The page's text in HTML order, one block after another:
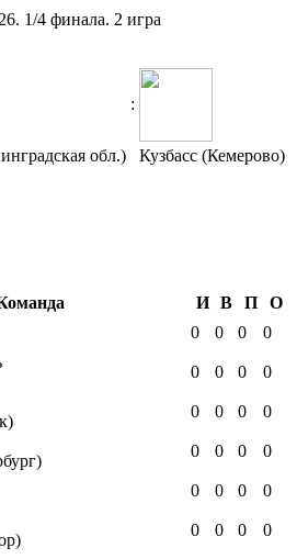
1/4 финала. 2 игра
:
обл.) Кузбасс (Кемерово)
И В П
О
0 0 0 0
0 0 0 0
0 0 0 0
0 0 0 0
0 0 0 0
0 0 0 0